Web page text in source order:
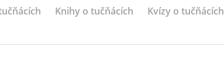
Knihy o tučňácích Kvízy o tučňácích